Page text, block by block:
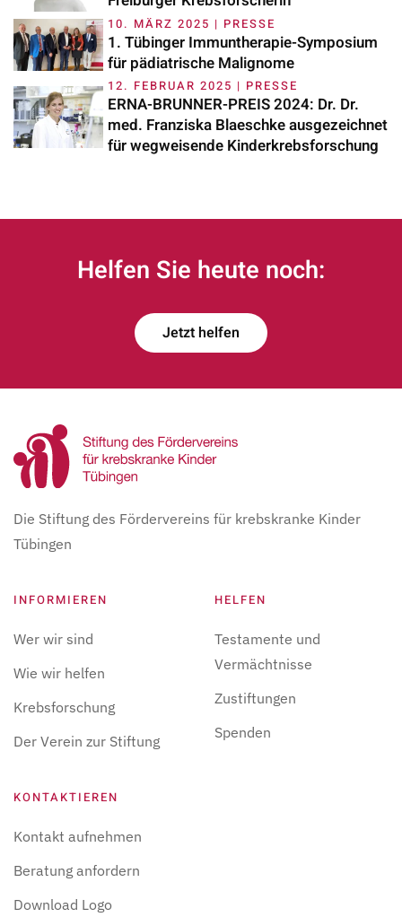
10. MÄRZ 2025 | PRESSE
1. Tübinger Immuntherapie-Symposium
für pädiatrische Malignome
12. FEBRUAR 2025 | PRESSE
ERNA-BRUNNER-PREIS 2024: Dr. Dr.
med. Franziska Blaeschke ausgezeichnet
für wegweisende Kinderkrebsforschung
Helfen Sie heute noch:
Jetzt helfen
Die Stiftung des Fördervereins für krebskranke Kinder
Tübingen
INFORMIEREN
Wer wir sind
Wie wir helfen
Krebsforschung
Der Verein zur Stiftung
HELFEN
Testamente und
Vermächtnisse
Zustiftungen
Spenden
KONTAKTIEREN
Kontakt aufnehmen
Beratung anfordern
Download Logo